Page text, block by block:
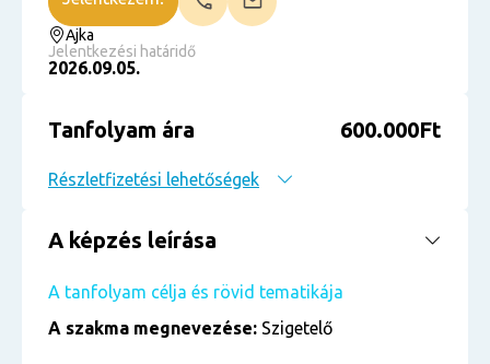
Ajka
Jelentkezési határidő
2026.09.05.
Tanfolyam ára 600.000Ft
Részletfizetési lehetőségek
A képzés leírása
A tanfolyam célja és rövid tematikája
A szakma megnevezése: Szigetelő